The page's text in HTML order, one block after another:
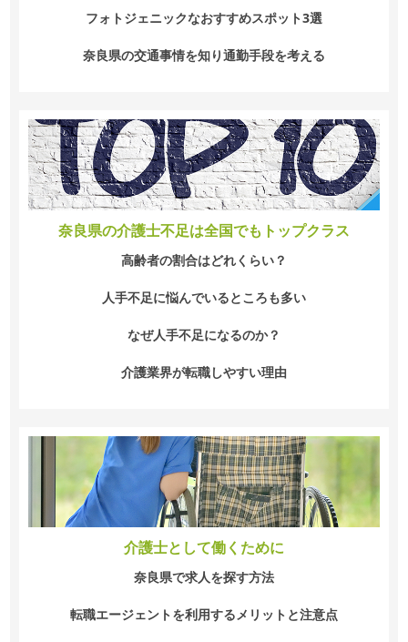
フォトジェニックなおすすめスポット3選
奈良県の交通事情を知り通勤手段を考える
奈良県の介護士不足は全国でもトップクラス
高齢者の割合はどれくらい？
人手不足に悩んでいるところも多い
なぜ人手不足になるのか？
介護業界が転職しやすい理由
介護士として働くために
奈良県で求人を探す方法
転職エージェントを利用するメリットと注意点